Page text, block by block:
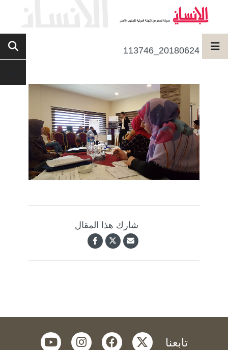
20180624_113746
شارك هذا المقال
تابعنا twitter
facebook
instagram
youtube